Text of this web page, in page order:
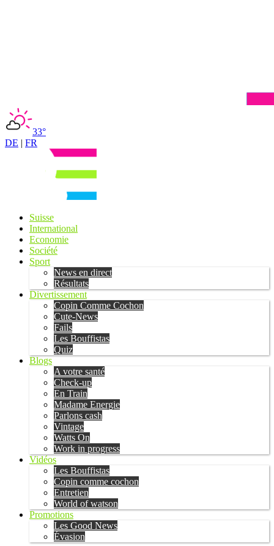
33°
DE | FR
Suisse
International
Economie
Société
Sport
News en direct
Résultats
Divertissement
Copin Comme Cochon
Cute-News
Fails
Les Bouffistas
Quiz
Blogs
A votre santé
Check-up
En Train
Madame Energie
Parlons cash
Vintage
Watts On
Work in progress
Vidéos
Les Bouffistas
Copin comme cochon
Entretien
World of watson
Promotions
Les Good News
Évasion